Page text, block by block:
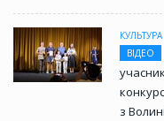
КУЛЬТУРА
ВІДЕО
з Волині